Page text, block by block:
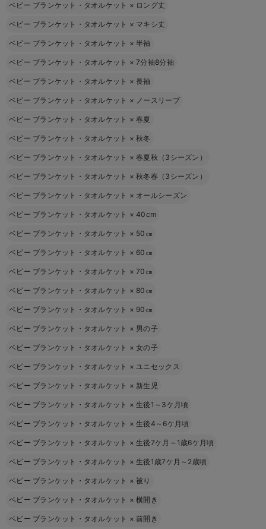
ベビー ブランケット・タオルケット × ロング丈
ベビー ブランケット・タオルケット × マキシ丈
ベビー ブランケット・タオルケット ×半袖
ベビー ブランケット・タオルケット ×7分袖8分袖
ベビー ブランケット・タオルケット ×長袖
ベビー ブランケット・タオルケット × ノースリーブ
ベビー ブランケット・タオルケット ×春夏
ベビー ブランケット・タオルケット ×秋冬
ベビー ブランケット・タオルケット ×春夏秋（3シーズン）
ベビー ブランケット・タオルケット ×秋冬春（3シーズン）
ベビー ブランケット・タオルケット × オールシーズン
ベビー ブランケット・タオルケット ×40cm
ベビー ブランケット・タオルケット × 50㎝
ベビー ブランケット・タオルケット × 60㎝
ベビー ブランケット・タオルケット ×70㎝
ベビー ブランケット・タオルケット × 80㎝
ベビー ブランケット・タオルケット × 90㎝
ベビー ブランケット・タオルケット × 男の子
ベビー ブランケット・タオルケット ×女の子
ベビー ブランケット・タオルケット ×ユニセックス
ベビー ブランケット・タオルケット × 新生児
ベビー ブランケット・タオルケット ×生後1～3ケ月頃
ベビー ブランケット・タオルケット ×生後4～6ケ月頃
ベビー ブランケット・タオルケット ×生後7ケ月～1歳6ケ月頃
ベビー ブランケット・タオルケット ×生後1歳7ケ月～2歳頃
ベビー ブランケット・タオルケット ×被り
ベビー ブランケット・タオルケット ×横開き
ベビー ブランケット・タオルケット ×前開き